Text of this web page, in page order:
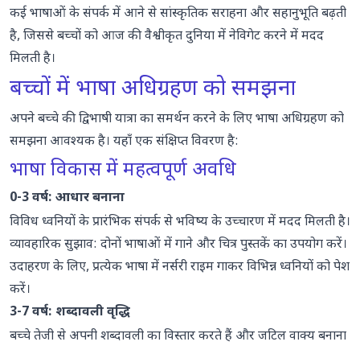
कई भाषाओं के संपर्क में आने से सांस्कृतिक सराहना और सहानुभूति बढ़ती
है, जिससे बच्चों को आज की वैश्वीकृत दुनिया में नेविगेट करने में मदद
मिलती है।
बच्चों में भाषा अधिग्रहण को समझना
अपने बच्चे की द्विभाषी यात्रा का समर्थन करने के लिए भाषा अधिग्रहण को
समझना आवश्यक है। यहाँ एक संक्षिप्त विवरण है:
भाषा विकास में महत्वपूर्ण अवधि
0-3 वर्ष: आधार बनाना
विविध ध्वनियों के प्रारंभिक संपर्क से भविष्य के उच्चारण में मदद मिलती है।
व्यावहारिक सुझाव: दोनों भाषाओं में गाने और चित्र पुस्तकें का उपयोग करें।
उदाहरण के लिए, प्रत्येक भाषा में नर्सरी राइम गाकर विभिन्न ध्वनियों को पेश
करें।
3-7 वर्ष: शब्दावली वृद्धि
बच्चे तेजी से अपनी शब्दावली का विस्तार करते हैं और जटिल वाक्य बनाना